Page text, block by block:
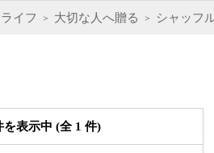
イフ 大切な人へ贈る シャッフ
を表示中 (全 1 件)